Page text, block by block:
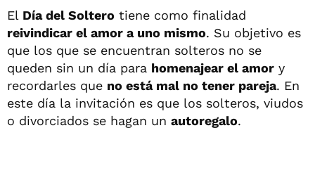
El Día del Soltero tiene como finalidad
reivindicar el amor a uno mismo. Su objetivo es
que los que se encuentran solteros no se
queden sin un día para homenajear el amor y
recordarles que no está mal no tener pareja. En
este día la invitación es que los solteros, viudos
o divorciados se hagan un autoregalo.